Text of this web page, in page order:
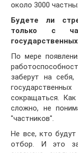
около 3000
Будете ли
только с
По мере
заберут на себя,
сокращаться.
сложно, не
"частников".
Не все, кто
отбор. И это